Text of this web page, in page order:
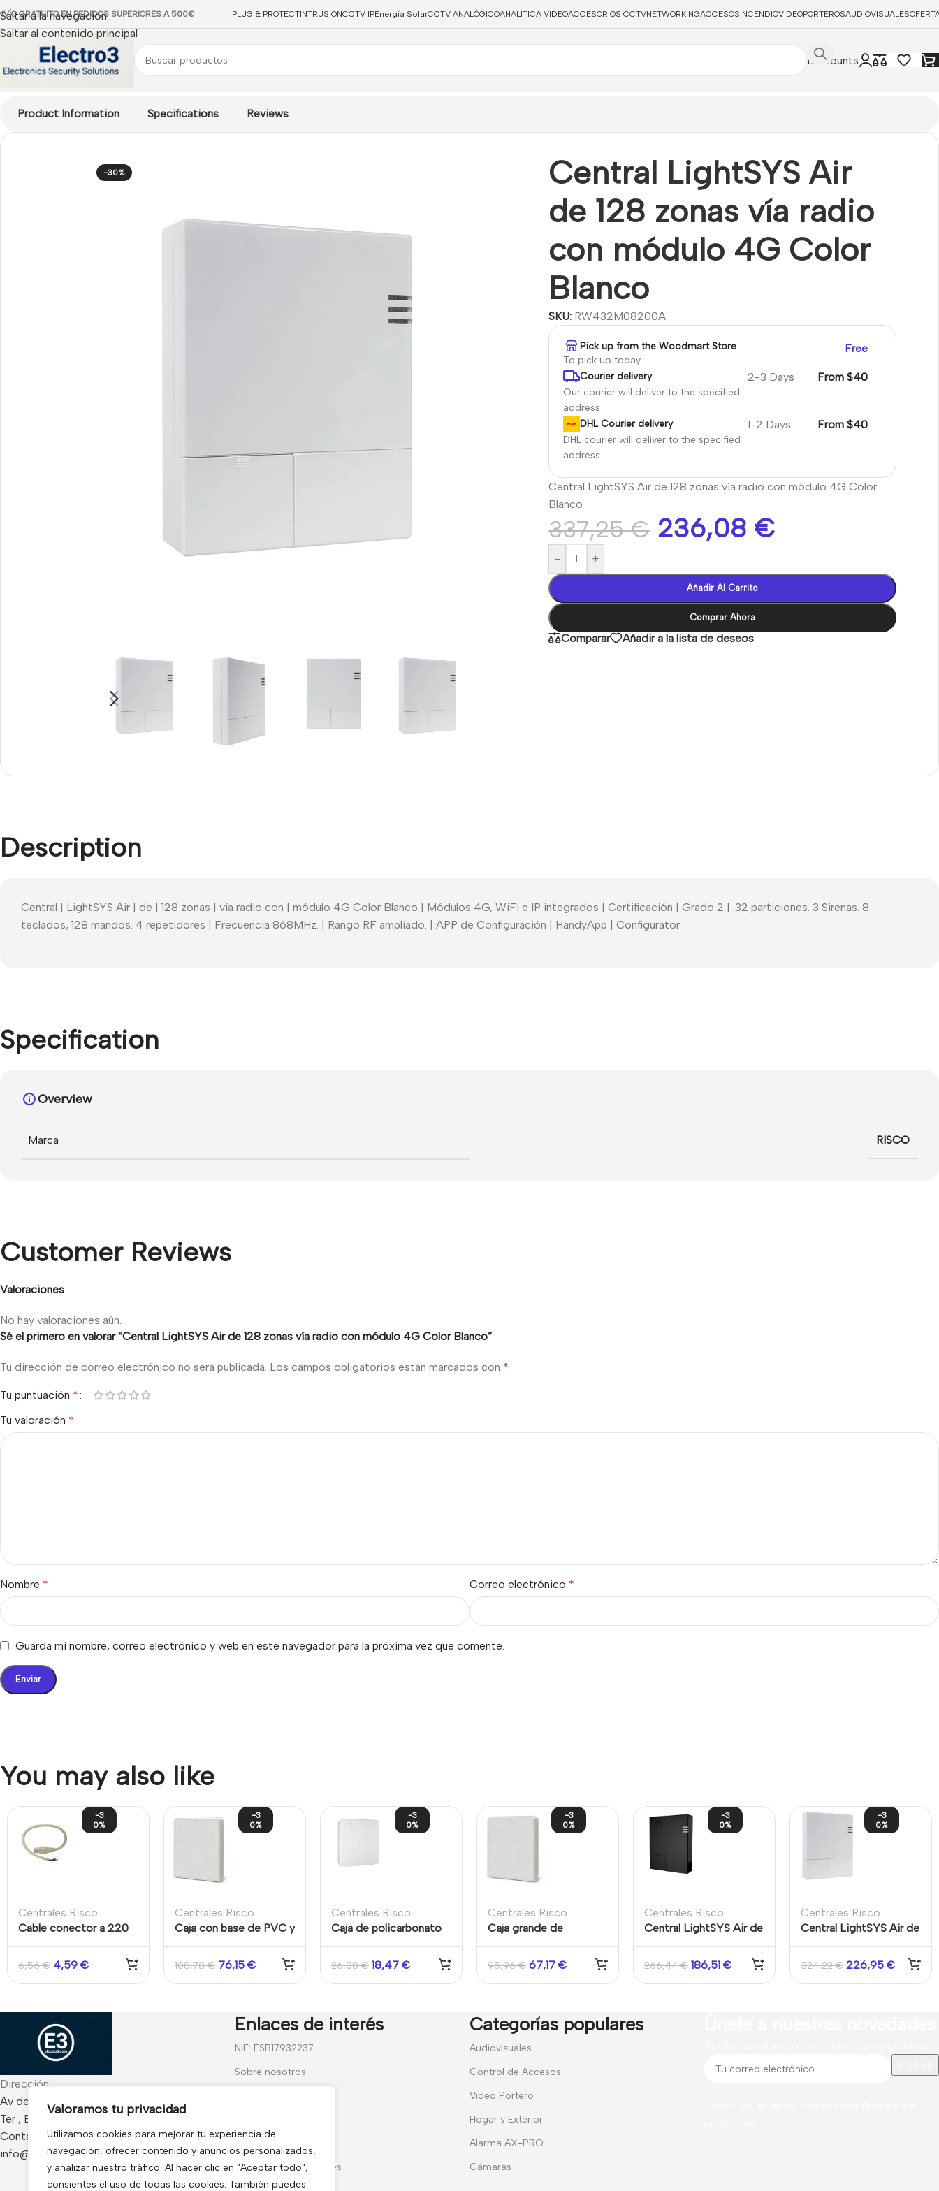
Valoramos tu privacidad
Utilizamos cookies para mejorar tu experiencia de
navegación, ofrecer contenido y anuncios personalizados,
y analizar nuestro tráfico. Al hacer clic en "Aceptar todo",
consientes el uso de todas las cookies. También puedes
Saltar a la navegación
Saltar al contenido principal
GRATUITO EN PEDIDOS SUPERIORES A 500€ PLUG & PROTECTINTRUSIONCCTV IPEnergía SolarCCTV ANALÓGICOANALITICA VIDEOACCESORIOS CCTVNETWORKINGACCESOSINCENDIOVIDEOPORTEROSAUDIOVISUALES
Discounts
Product Information Specifications Reviews
-30%
Central LightSYS Air
de 128 zonas vía radio
con módulo 4G Color
Blanco
SKU: RW432M08200A
Pick up from the Woodmart Store
To pick up today
Free
Courier delivery
Our courier will deliver to the specified
address
2-3 Days From $40
DHL Courier delivery
DHL courier will deliver to the specified
address
1-2 Days From $40
Central LightSYS Air de 128 zonas vía radio con módulo 4G Color
Blanco
337,25€ 236,08 €
- +
Añadir Al Carrito
Comprar Ahora
Comparar Añadir a la lista de deseos
Description
Central | LightSYS Air | de | 128 zonas | vía radio con | módulo 4G Color Blanco | Módulos 4G, WiFi e IP integrados | Certificación | Grado 2 | .32 particiones. 3 Sirenas. 8
teclados, 128 mandos. 4 repetidores | Frecuencia 868MHz. | Rango RF ampliado. | APP de Configuración | HandyApp | Configurator
Specification
Overview
Marca RISCO
Customer Reviews
Valoraciones
No hay valoraciones aún.
Sé el primero en valorar “Central LightSYS Air de 128 zonas vía radio con módulo 4G Color Blanco”
Tu dirección de correo electrónico no será publicada. Los campos obligatorios están marcados con *
Tu puntuación *
Tu valoración *
Nombre * Correo electrónico *
Guarda mi nombre, correo electrónico y web en este navegador para la próxima vez que comente.
You may also like
-3
0%
Centrales Risco
Cable conector a 220
V de 20cm para
fuentes de
alimentación
6,56€ 4,59 €
-3
0%
Centrales Risco
Caja con base de PVC y
tapa metálica, con
tamper, de Grado 3,
para LightSYS+
108,78€ 76,15 €
-3
0%
Centrales Risco
Caja de policarbonato
para central LightSYS y
para módulo
comunicaiones RISCO
26,38€ 18,47 €
-3
0%
Centrales Risco
Caja grande de
policarbonato, con
tamper, Grado 3, para
LightSYS+
95,96€ 67,17 €
-3
0%
Centrales Risco
Central LightSYS Air de
128 zonas vía radio
(Negra)
266,44€ 186,51 €
-3
0%
Centrales Risco
Central LightSYS Air de
128 zonas vía radio, con
voz, módulos WiFi e IP
integrados, Grado 2,
324,22€ 226,95 €
Dirección:
Av de Francia 234 Local - CP 17840 Sarria de
Ter , España
Contacto:
info@electro3.com
Enlaces de interés
NIF: ESB17932237
Sobre nosotros
Condiciones Generales
Categorías populares
Audiovisuales
Control de Accesos
Video Portero
Hogar y Exterior
Alarma AX-PRO
Cámaras